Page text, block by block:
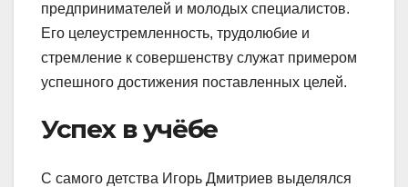
предпринимателей и молодых специалистов.
Его целеустремленность, трудолюбие и
стремление к совершенству служат примером
успешного достижения поставленных целей.
Успех в учёбе
С самого детства Игорь Дмитриев выделялся